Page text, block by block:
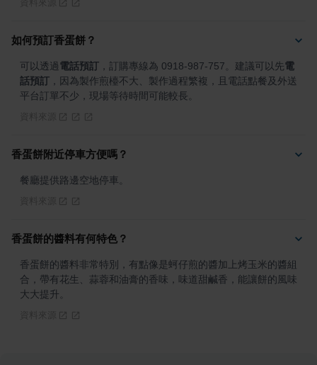
如何預訂香蛋餅？
可以透過電話預訂 ，訂購專線為 0918-987-757。建議可以先電
話預訂 ，因為製作煎檯不大、製作過程繁複，且電話點餐及外送
平台訂單不少，現場等待時間可能較長。
香蛋餅附近停車方便嗎？
餐廳提供路邊空地停車。
香蛋餅的醬料有何特色？
香蛋餅的醬料非常特別，有點像是蚵仔煎的醬加上烤玉米的醬組
合，帶有花生、蒜蓉和油膏的香味，味道甜鹹香，能讓餅的風味
大大提升。